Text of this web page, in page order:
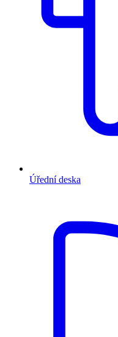
Úřední deska